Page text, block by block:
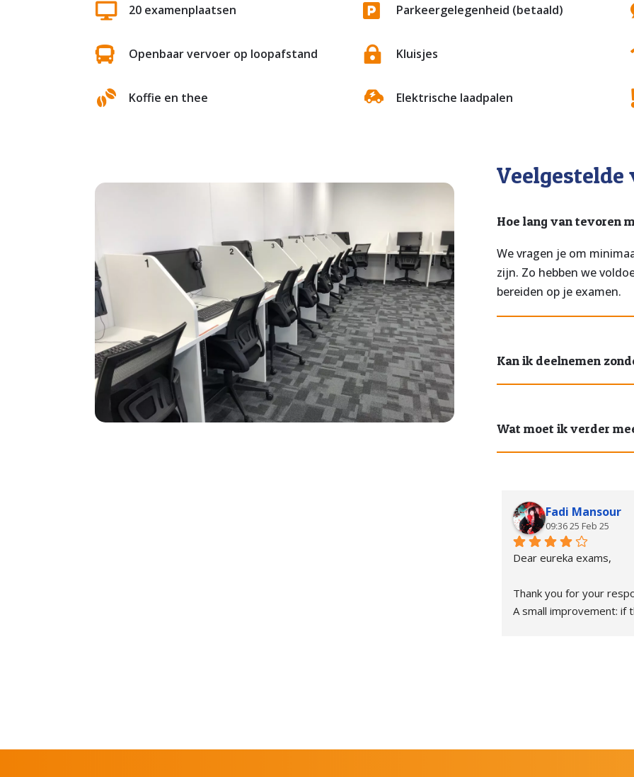
 20 examenplaatsen
 Openbaar vervoer op loopafstand
Koffie en thee
 Parkeergelegenheid (betaald)
 Kluisjes
Elektrische laadpalen
Veelgestelde
Hoe lang van tevoren
We vragen je om
zijn. Zo hebben we
bereiden op je examen.
Kan ik deelnemen
Wat moet ik verder
Fadi Mansour
09:36 25 Feb 25
Dear eureka exams,
Thank you for your
A small improvement: if
room was tidy and